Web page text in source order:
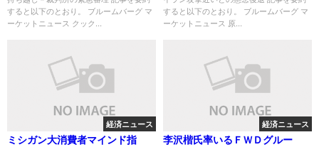
すると以下のとおり。 ブルームバーグ マ
ーケットニュース クック...
すると以下のとおり。 ブルームバーグ マ
ーケットニュース 原...
経済ニュース
ミシガン大消費者マインド指
経済ニュース
李沢楷氏率いるＦＷＤグルー